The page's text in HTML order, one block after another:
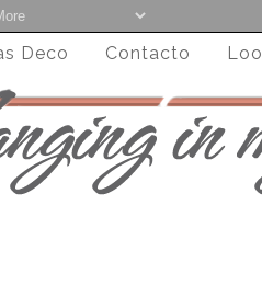
Deco Contacto